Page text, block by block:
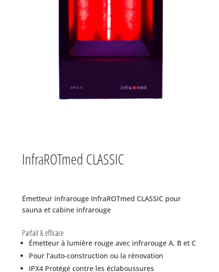
InfraROTmed CLASSIC
Émetteur infrarouge InfraROTmed CLASSIC pour
sauna et cabine infrarouge
Parfait & efficace
Émetteur à lumière rouge avec infrarouge A, B et C
Pour l’auto-construction ou la rénovation
IPX4 Protégé contre les éclaboussures